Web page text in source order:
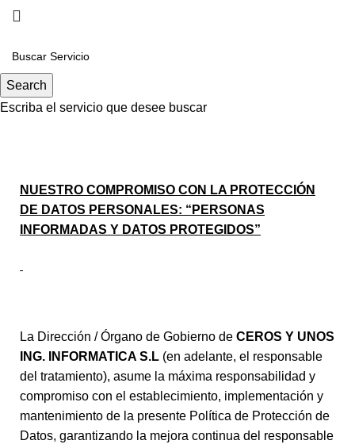
COMPROMISO CON LA
PROTECCIÓN DE DATOS
NUESTRO COMPROMISO CON LA PROTECCIÓN
DE DATOS PERSONALES: “PERSONAS
INFORMADAS Y DATOS PROTEGIDOS”
La Dirección / Órgano de Gobierno de CEROS Y UNOS
ING. INFORMATICA S.L (en adelante, el responsable
del tratamiento), asume la máxima responsabilidad y
compromiso con el establecimiento, implementación y
mantenimiento de la presente Política de Protección de
Datos, garantizando la mejora continua del responsable
Search
Escriba el servicio que desee buscar